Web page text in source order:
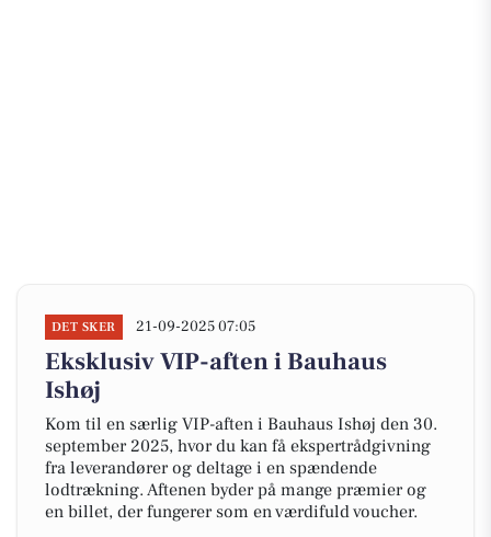
DET SKER 21-09-2025 07:05
Eksklusiv VIP-aften i Bauhaus
Ishøj
Kom til en særlig VIP-aften i Bauhaus Ishøj den 30.
september 2025, hvor du kan få ekspertrådgivning
fra leverandører og deltage i en spændende
lodtrækning. Aftenen byder på mange præmier og
en billet, der fungerer som en værdifuld voucher.